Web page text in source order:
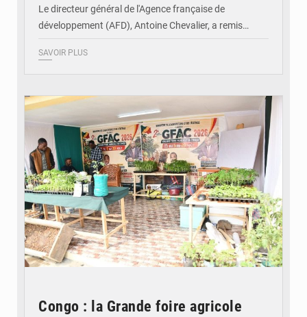
Le directeur général de l'Agence française de
développement (AFD), Antoine Chevalier, a remis…
SAVOIR PLUS
Congo : la Grande foire agricole